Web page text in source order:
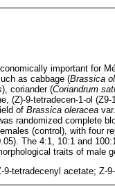
important for
as cabbage (Brassica
), coriander (Coriandrum
(Z)-9-tetradecen-1-ol
of Brassica oleracea var.
randomized complete
(control), with four
The 4:1, 10:1 and
traits of male
tetradecenyl acetate; Z-